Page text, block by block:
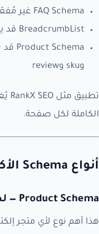
FAQ Schema غير مُفعّل إلا بإضافة يدوية
BreadcrumbList قد يكون ناقصاً
وsku وreview
الكاملة لكل صفحة.
أنواع Schema الأكثر أهمية لمتاجر سلة
Product Schema — لصفحات المنتجات
هذا أهم نوع لأي متجر